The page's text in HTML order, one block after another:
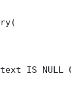
IS NULL